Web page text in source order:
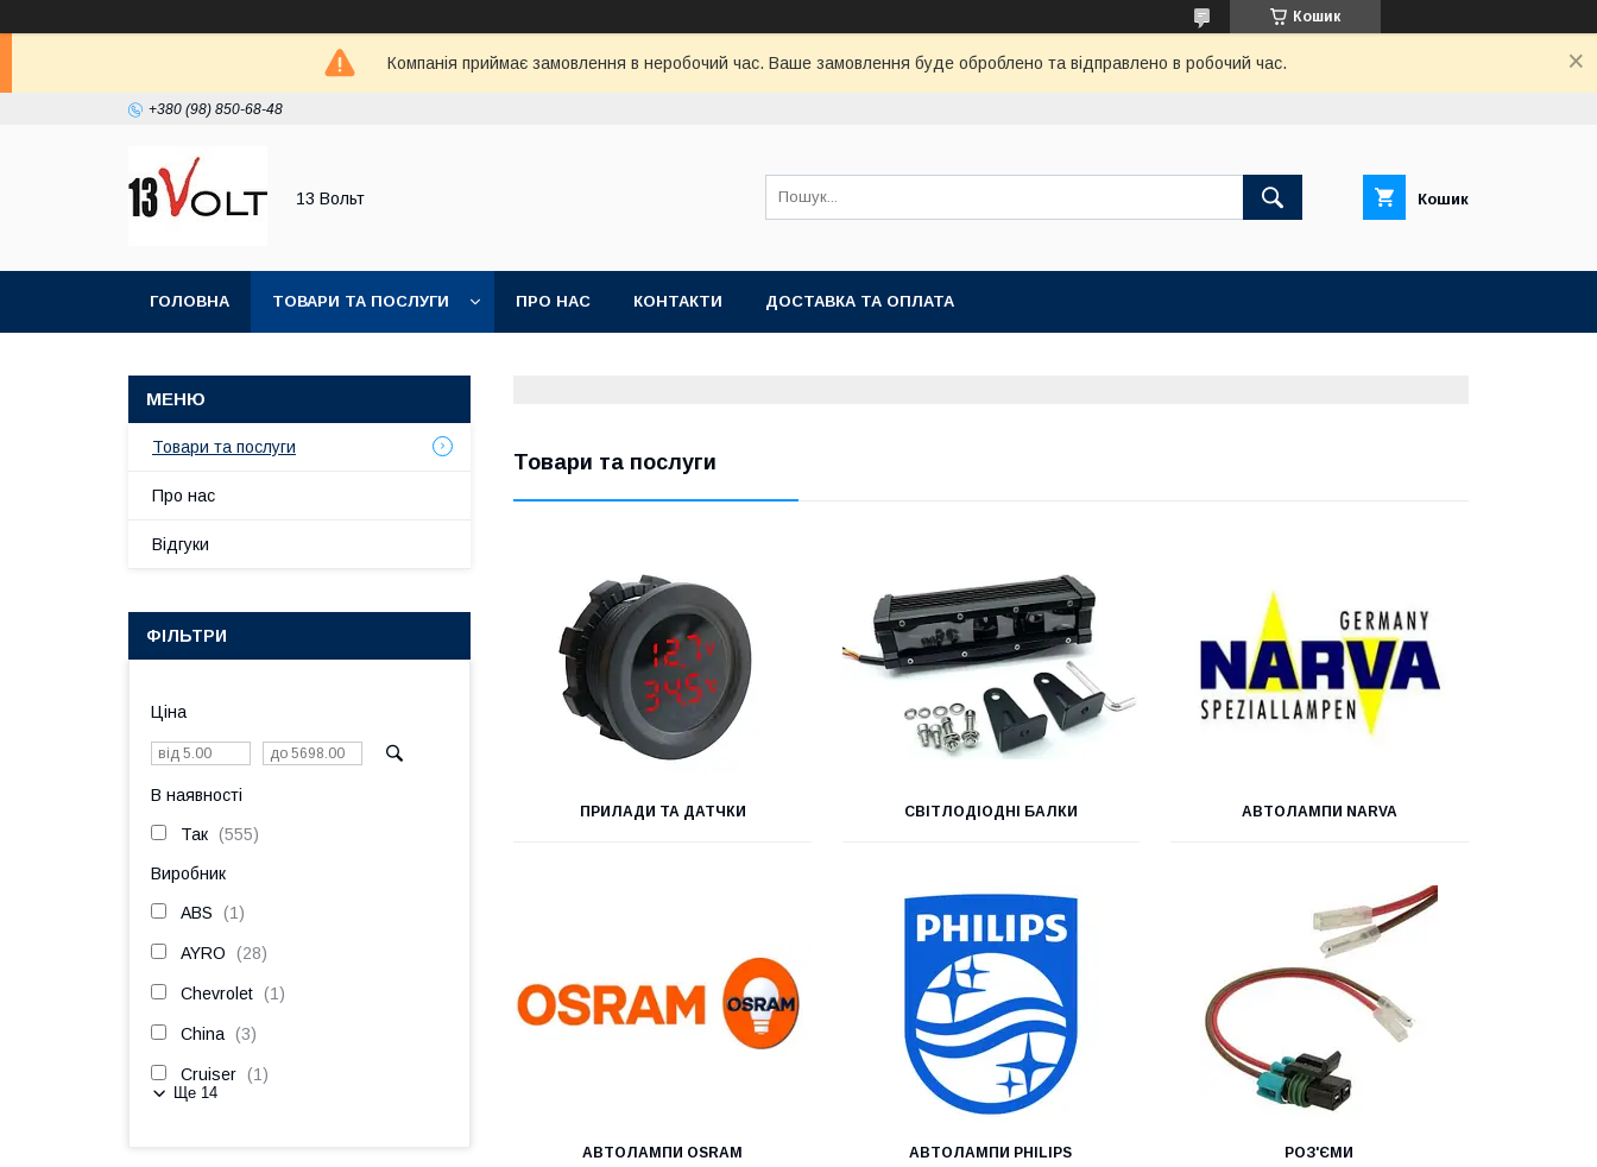
Кошик
Компанія приймає замовлення в неробочий час. Ваше замовлення буде оброблено та відправлено в робочий час.
+380 (98) 850-68-48
13 Вольт Кошик
ГОЛОВНА ТОВАРИ ТА ПОСЛУГИ ПРО НАС КОНТАКТИ ДОСТАВКА ТА ОПЛАТА
Товари та послуги
ПРИЛАДИ ТА ДАТЧКИ СВІТЛОДІОДНІ БАЛКИ АВТОЛАМПИ NARVA
АВТОЛАМПИ OSRAM АВТОЛАМПИ PHILIPS РОЗ'ЄМИ
Товари та послуги
Про нас
Відгуки
ФІЛЬТРИ
Ціна
В наявності
Так 555
Виробник
ABS 1
AYRO 28
Chevrolet 1
China 3
Cruiser 1
Ще 14